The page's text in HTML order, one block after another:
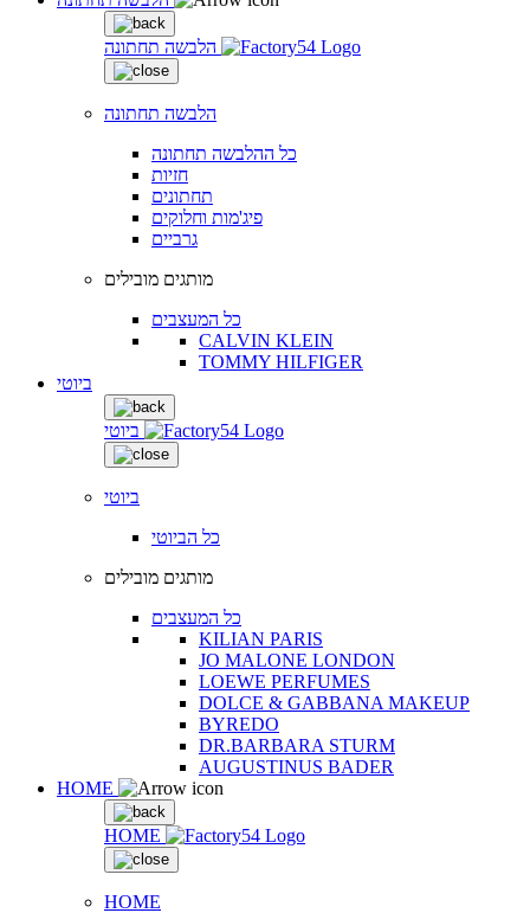
הלבשה תחתונה
הלבשה תחתונה
כל ההלבשה תחתונה
חזיות
תחתונים
פיג'מות וחלוקים
גרביים
מותגים מובילים
כל המעצבים
CALVIN KLEIN
TOMMY HILFIGER
ביוטי
ביוטי
ביוטי
כל הביוטי
מותגים מובילים
כל המעצבים
KILIAN PARIS
JO MALONE LONDON
LOEWE PERFUMES
DOLCE & GABBANA MAKEUP
BYREDO
DR.BARBARA STURM
AUGUSTINUS BADER
HOME
HOME
HOME